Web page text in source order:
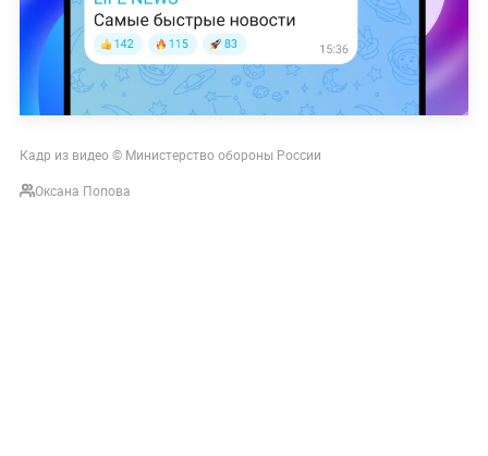
Кадр из видео © Министерство обороны России
Оксана Попова